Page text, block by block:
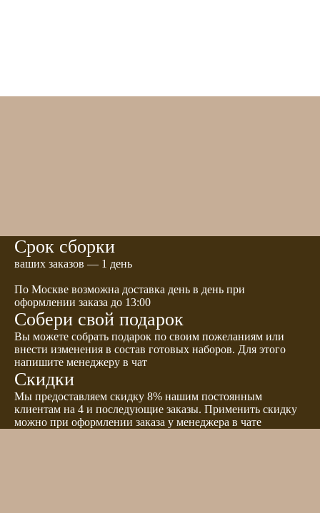
Срок сборки
ваших заказов — 1 день
По Москве возможна доставка день в день при
оформлении заказа до 13:00
Собери свой подарок
Вы можете собрать подарок по своим пожеланиям или
внести изменения в состав готовых наборов. Для этого
напишите менеджеру в чат
Скидки
Мы предоставляем скидку 8% нашим постоянным
клиентам на 4 и последующие заказы. Применить скидку
можно при оформлении заказа у менеджера в чате